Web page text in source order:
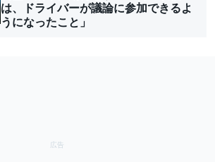
は、ドライバーが議論に参加できるよ
うになったこと」